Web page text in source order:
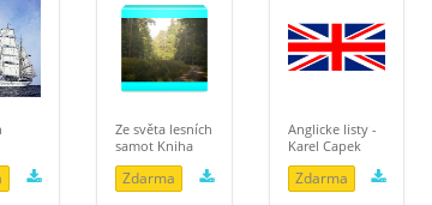
Ze světa lesních
samot Kniha
Zdarma
Anglicke listy -
Karel Capek
Zdarma